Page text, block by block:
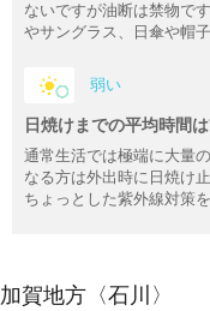
ないですが油断は禁物で
やサングラス、日傘や帽
弱い
日焼けまでの平均時間は
通常生活では極端に大量
なる方は外出時に日焼け
ちょっとした紫外線対策
加賀地方〈石川〉